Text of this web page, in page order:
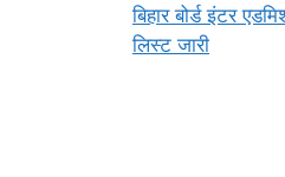
बिहार बोर्ड इंटर
लिस्ट जारी